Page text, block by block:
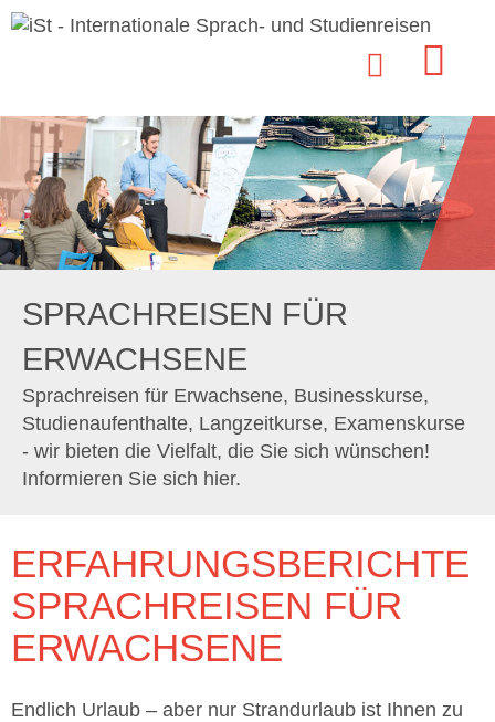
SPRACHREISEN FÜR
ERWACHSENE
Sprachreisen für Erwachsene, Businesskurse,
Studienaufenthalte, Langzeitkurse, Examenskurse
- wir bieten die Vielfalt, die Sie sich wünschen!
Informieren Sie sich hier.
ERFAHRUNGSBERICHTE
SPRACHREISEN FÜR
ERWACHSENE
Endlich Urlaub – aber nur Strandurlaub ist Ihnen zu